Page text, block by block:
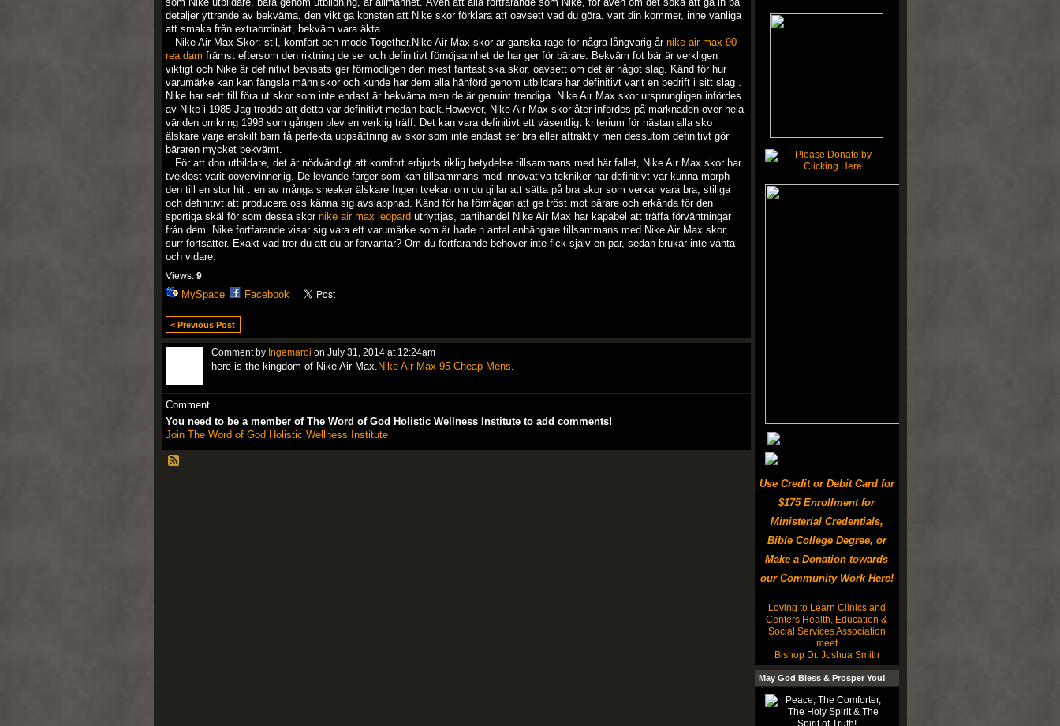
detaljer yttrande av bekväma, den viktiga konsten att Nike skor förklara att oavsett vad du göra, vart din kommer, inne vanliga
att smaka från extraordinärt, bekväm vara äkta.
Nike Air Max Skor: stil, komfort och mode Together.Nike Air Max skor är ganska rage för några långvarig år nike air max 90
rea dam främst eftersom den riktning de ser och definitivt förnöjsamhet de har ger för bärare. Bekväm fot bär är verkligen
viktigt och Nike är definitivt bevisats ger förmodligen den mest fantastiska skor, oavsett om det är något slag. Känd för hur
varumärke kan kan fängsla människor och kunde har dem alla hänförd genom utbildare har definitivt varit en bedrift i sitt slag .
Nike har sett till föra ut skor som inte endast är bekväma men de är genuint trendiga. Nike Air Max skor ursprungligen infördes
av Nike i 1985 Jag trodde att detta var definitivt medan back.However, Nike Air Max skor åter infördes på marknaden över hela
världen omkring 1998 som gången blev en verklig träff. Det kan vara definitivt ett väsentligt kriterium för nästan alla sko
älskare varje enskilt barn få perfekta uppsättning av skor som inte endast ser bra eller attraktiv men dessutom definitivt gör
bäraren mycket bekvämt.
För att don utbildare, det är nödvändigt att komfort erbjuds riklig betydelse tillsammans med här fallet, Nike Air Max skor har
tveklöst varit oövervinnerlig. De levande färger som kan tillsammans med innovativa tekniker har definitivt var kunna morph
den till en stor hit . en av många sneaker älskare Ingen tvekan om du gillar att sätta på bra skor som verkar vara bra, stiliga
och definitivt att producera oss känna sig avslappnad. Känd för ha förmågan att ge tröst mot bärare och erkända för den
sportiga skäl för som dessa skor nike air max leopard utnyttjas, partihandel Nike Air Max har kapabel att träffa förväntningar
från dem. Nike fortfarande visar sig vara ett varumärke som är hade n antal anhängare tillsammans med Nike Air Max skor,
surr fortsätter. Exakt vad tror du att du är förväntar? Om du fortfarande behöver inte fick själv en par, sedan brukar inte vänta
och vidare.
Views: 9
MySpace Facebook
< Previous Post
Comment by Ingemaroi on July 31, 2014 at 12:24am
here is the kingdom of Nike Air Max. Nike Air Max 95 Cheap Mens
Comment
You need to be a member of The Word of God Holistic Wellness Institute to add comments!
Join The Word of God Holistic Wellness Institute
Use Credit or Debit Card for
$175 Enrollment for
Ministerial Credentials,
Bible College Degree, or
Make a Donation towards
our Community Work Here!
Loving to Learn Clinics and
Centers Health, Education &
Social Services Association
meet
Bishop Dr. Joshua Smith
May God Bless & Prosper You!